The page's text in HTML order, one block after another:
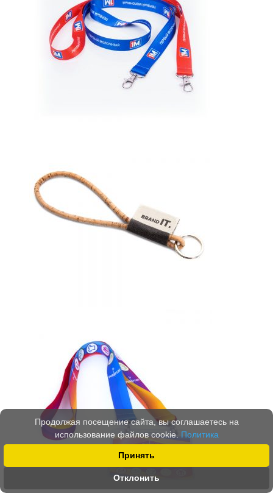
Принять
Отклонить
Продолжая посещение сайта, вы соглашаетесь на
использование файлов cookie. Политика